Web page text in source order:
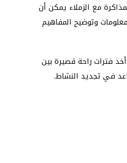
مع الزملاء يمكن أن
وتوضيح المفاهيم
فترات راحة قصيرة بين
في تجديد النشاط.​